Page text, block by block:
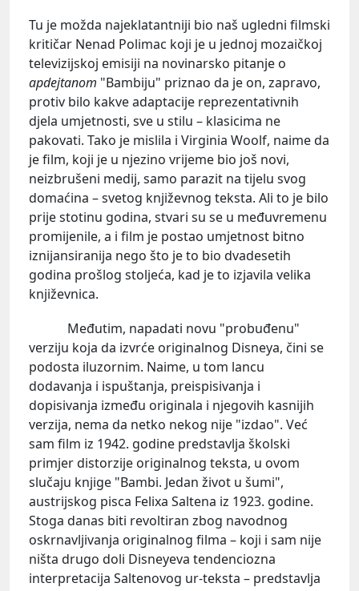
Tu je možda najeklatantniji bio naš ugledni filmski
kritičar Nenad Polimac koji je u jednoj mozaičkoj
televizijskoj emisiji na novinarsko pitanje o
apdejtanom "Bambiju" priznao da je on, zapravo,
protiv bilo kakve adaptacije reprezentativnih
djela umjetnosti, sve u stilu – klasicima ne
pakovati. Tako je mislila i Virginia Woolf, naime da
je film, koji je u njezino vrijeme bio još novi,
neizbrušeni medij, samo parazit na tijelu svog
domaćina – svetog književnog teksta. Ali to je bilo
prije stotinu godina, stvari su se u međuvremenu
promijenile, a i film je postao umjetnost bitno
iznijansiranija nego što je to bio dvadesetih
godina prošlog stoljeća, kad je to izjavila velika
književnica.
Međutim, napadati novu "probuđenu"
verziju koja da izvrće originalnog Disneya, čini se
podosta iluzornim. Naime, u tom lancu
dodavanja i ispuštanja, preispisivanja i
dopisivanja između originala i njegovih kasnijih
verzija, nema da netko nekog nije "izdao". Već
sam film iz 1942. godine predstavlja školski
primjer distorzije originalnog teksta, u ovom
slučaju knjige "Bambi. Jedan život u šumi",
austrijskog pisca Felixa Saltena iz 1923. godine.
Stoga danas biti revoltiran zbog navodnog
oskrnavljivanja originalnog filma – koji i sam nije
ništa drugo doli Disneyeva tendenciozna
interpretacija Saltenovog ur-teksta – predstavlja